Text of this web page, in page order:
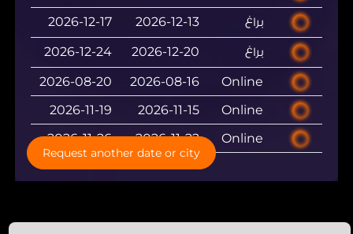
براغ
2026-12-13
2026-12-17
براغ
2026-12-20
2026-12-24
Online
2026-08-16
2026-08-20
Online
2026-11-15
2026-11-19
Online
2026-11-22
2026-11-26
Request another date or city